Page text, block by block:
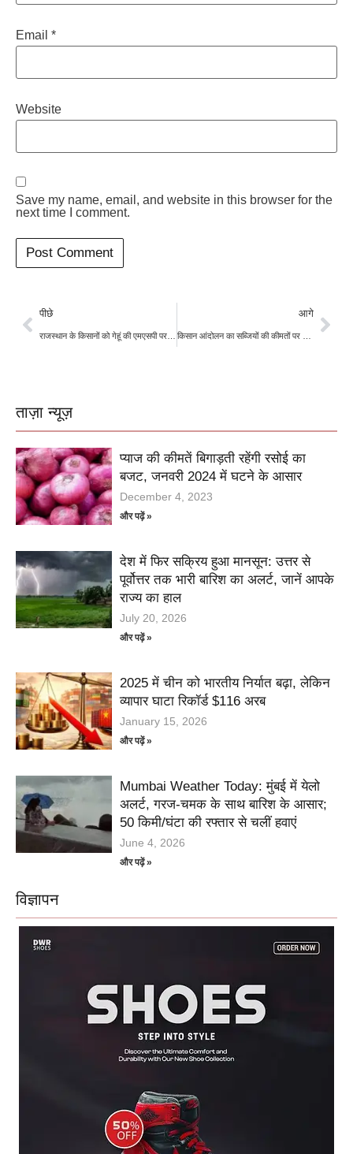
Email *
Website
Save my name, email, and website in this browser for the
next time I comment.
पीछे आगे
ताज़ा न्यूज़
प्याज की कीमतें बिगाड़ती रहेंगी रसोई का
बजट, जनवरी 2024 में घटने के आसार
December 4, 2023
और पढ़ें »
देश में फिर सक्रिय हुआ मानसून: उत्तर से
पूर्वोत्तर तक भारी बारिश का अलर्ट, जानें आपके
राज्य का हाल
July 20, 2026
और पढ़ें »
2025 में चीन को भारतीय निर्यात बढ़ा, लेकिन
व्यापार घाटा रिकॉर्ड $116 अरब
January 15, 2026
और पढ़ें »
Mumbai Weather Today: मुंबई में येलो
अलर्ट, गरज-चमक के साथ बारिश के आसार;
50 किमी/घंटा की रफ्तार से चलीं हवाएं
June 4, 2026
और पढ़ें »
विज्ञापन